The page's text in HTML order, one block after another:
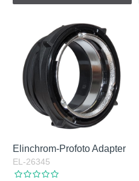
Elinchrom-Profoto Adapter
EL-26345